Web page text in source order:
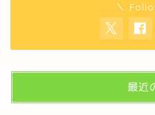
＼
最近